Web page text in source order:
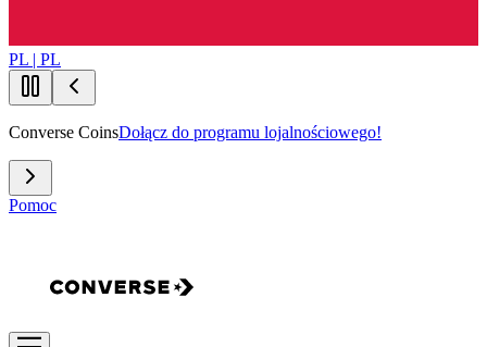
PL | PL
Converse CoinsDołącz do programu lojalnościowego!
Pomoc